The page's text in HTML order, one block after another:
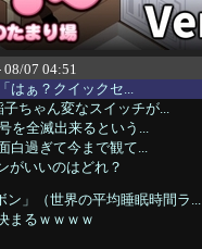
07 04:51
はぁ？クイックセ...
ちゃん変なスイッチが...
を全滅出来るという...
白過ぎて今まで観て...
がいいのはどれ？
ン」（世界の平均睡眠時間ラ...
まるｗｗｗｗ